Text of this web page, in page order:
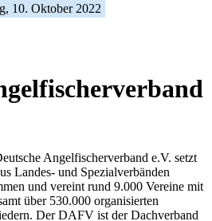
10. Oktober 2022
Angelfischerverband e.V. setzt
Landes- und Spezialverbänden
und vereint rund 9.000 Vereine mit
über 530.000 organisierten
Der DAFV ist der Dachverband